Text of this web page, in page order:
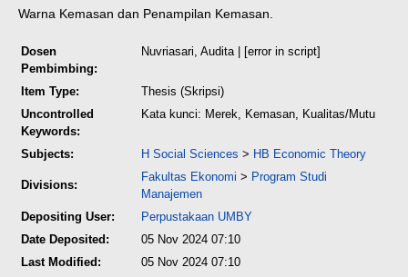
Warna Kemasan dan Penampilan Kemasan.
Dosen
Pembimbing:
Nuvriasari, Audita| [error in script]
Item Type:
Thesis (Skripsi)
Uncontrolled
Keywords:
Kata kunci: Merek, Kemasan, Kualitas/Mutu
Subjects: H Social Sciences > HB Economic Theory
Divisions:
Fakultas Ekonomi > Program Studi
Manajemen
Depositing User:
Perpustakaan UMBY
Date Deposited:
05 Nov 2024 07:10
Last Modified:
05 Nov 2024 07:10